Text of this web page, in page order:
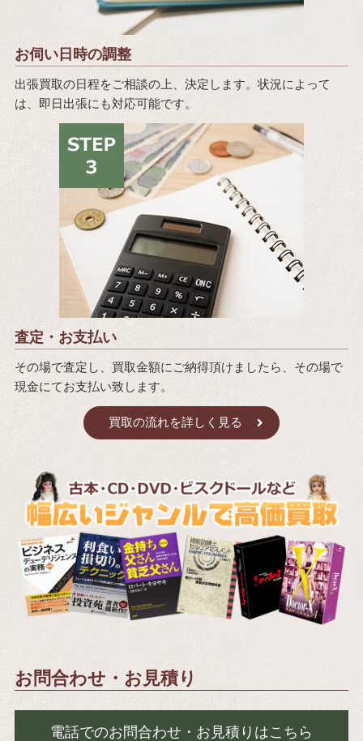
お伺い日時の調整
出張買取の日程をご相談の上、決定します。状況によって
は、即日出張にも対応可能です。
査定・お支払い
その場で査定し、買取金額にご納得頂けましたら、その場で
現金にてお支払い致します。
買取の流れを詳しく見る
お問合わせ・お見積り
電話でのお問合わせ・お見積りはこちら